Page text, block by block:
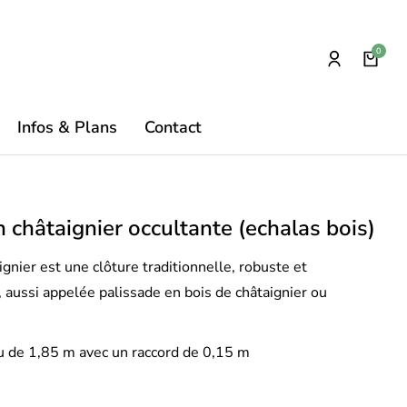
Infos & Plans Contact
châtaignier occultante (echalas bois)
est une clôture traditionnelle, robuste et
appelée palissade en bois de châtaignier ou
de 1,85 m avec un raccord de 0,15 m